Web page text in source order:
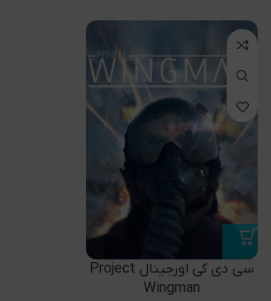
سی دی کی اورجینال Project
Wingman